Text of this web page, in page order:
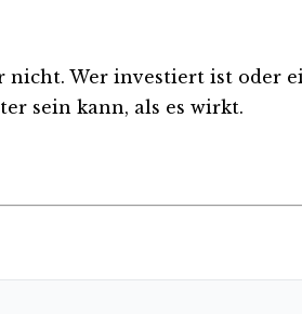
nicht. Wer investiert ist oder
sein kann, als es wirkt.